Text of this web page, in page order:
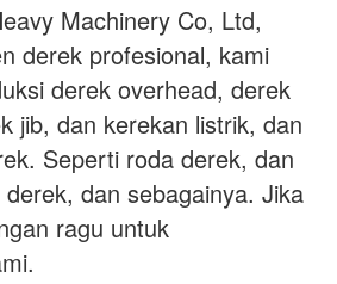
Machinery Co, Ltd,
derek profesional, kami
derek overhead, derek
jib, dan kerekan listrik, dan
Seperti roda derek, dan
dan sebagainya. Jika
ragu untuk